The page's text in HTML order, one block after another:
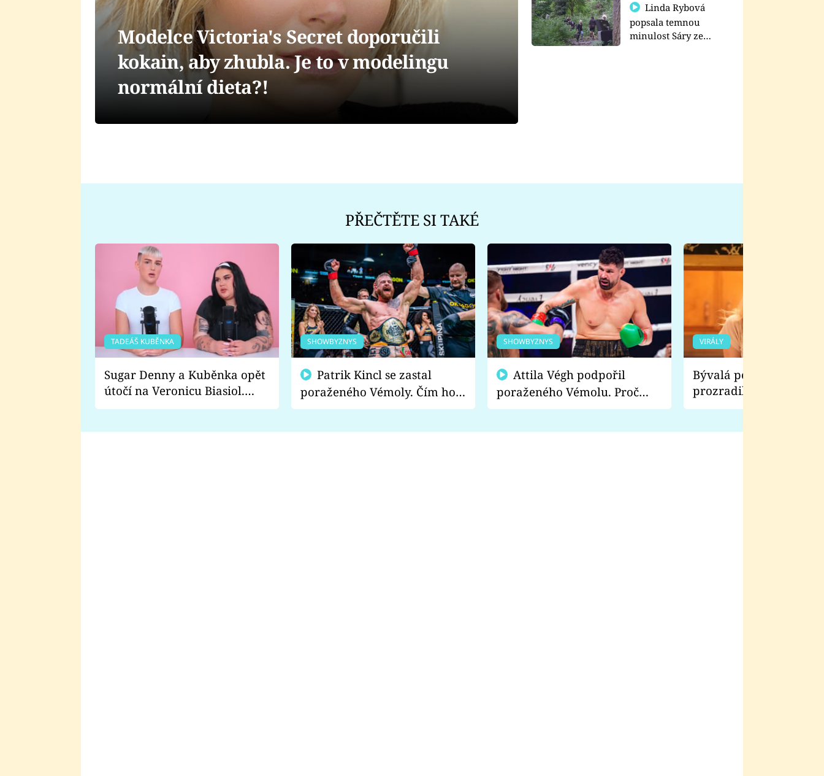
Linda Rybová
popsala temnou
minulost Sáry ze
Modelce Victoria's Secret doporučili
kokain, aby zhubla. Je to v modelingu
normální dieta?!
PŘEČTĚTE SI TAKÉ
TADEÁŠ KUBĚNKA
Sugar Denny a Kuběnka opět
útočí na Veronicu Biasiol.
Proč je podle nich falešná a
SHOWBYZNYS
poraženého Vémoly. Čím ho
fanoušci naštvali?
SHOWBYZNYS
poraženého Vémolu. Proč
chce raději zápasit s ním než
VIRÁLY
Bývalá pornoherečka
prozradila, co ji
natáčení Euforie.